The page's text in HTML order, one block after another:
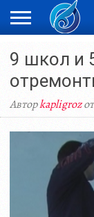
ЖАҢАЛЫҚТАР
НОВОСТИ
ВИДЕО
ОРКЕН
9 школ и
Авторkapligroz